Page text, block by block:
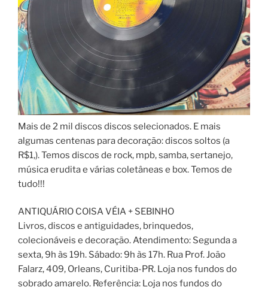
Mais de 2 mil discos discos selecionados. E mais
algumas centenas para decoração: discos soltos (a
R$1,). Temos discos de rock, mpb, samba, sertanejo,
música erudita e várias coletâneas e box. Temos de
tudo!!!
ANTIQUÁRIO COISA VÉIA + SEBINHO
Livros, discos e antiguidades, brinquedos,
colecionáveis e decoração. Atendimento: Segunda a
sexta, 9h às 19h. Sábado: 9h às 17h. Rua Prof. João
Falarz, 409, Orleans, Curitiba-PR. Loja nos fundos do
sobrado amarelo. Referência: Loja nos fundos do